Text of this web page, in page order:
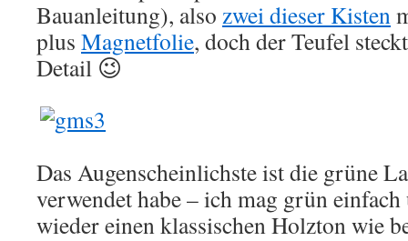
Bauanleitung), also zwei dieser Kisten
plus Magnetfolie, doch der Teufel
Detail 😉
Das Augenscheinlichste ist die grüne
verwendet habe – ich mag grün
wieder einen klassischen Holzton wie